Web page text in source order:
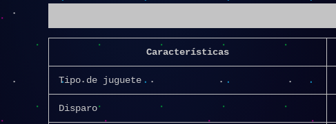
Características
Tipo de juguete
Disparo